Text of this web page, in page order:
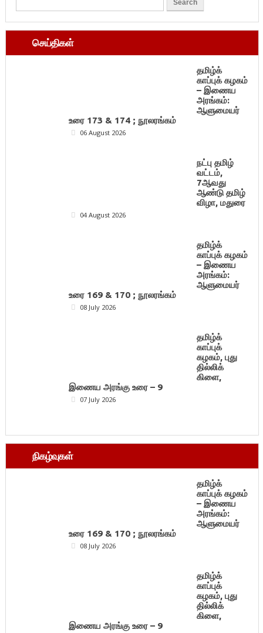
செய்திகள்
தமிழ்க்
காப்புக் கழகம்
– இணைய
அரங்கம்:
ஆளுமையர்
உரை 173 & 174 ; நூலரங்கம்
06 August 2026
நட்பு தமிழ்
வட்டம்,
7ஆவது
ஆண்டு தமிழ்
விழா, மதுரை
04 August 2026
தமிழ்க்
காப்புக் கழகம்
– இணைய
அரங்கம்:
ஆளுமையர்
உரை 169 & 170 ; நூலரங்கம்
08 July 2026
தமிழ்க்
காப்புக்
கழகம், புது
தில்லிக்
கிளை,
இணைய அரங்கு உரை – 9
07 July 2026
நிகழ்வுகள்
தமிழ்க்
காப்புக் கழகம்
– இணைய
அரங்கம்:
ஆளுமையர்
உரை 169 & 170 ; நூலரங்கம்
08 July 2026
தமிழ்க்
காப்புக்
கழகம், புது
தில்லிக்
கிளை,
இணைய அரங்கு உரை – 9